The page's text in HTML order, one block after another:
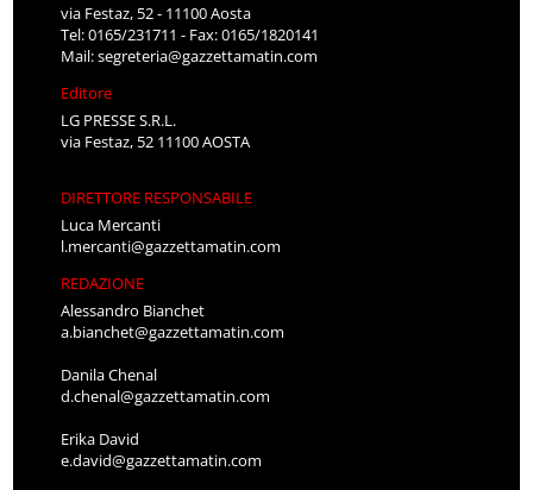
via Festaz, 52 - 11100 Aosta
Tel: 0165/231711 - Fax: 0165/1820141
Mail:segreteria@gazzettamatin.com
Editore
LG PRESSE S.R.L.
via Festaz, 52 11100 AOSTA
DIRETTORE RESPONSABILE
Luca Mercanti
l.mercanti@gazzettamatin.com
REDAZIONE
Alessandro Bianchet
a.bianchet@gazzettamatin.com
Danila Chenal
d.chenal@gazzettamatin.com
Erika David
e.david@gazzettamatin.com